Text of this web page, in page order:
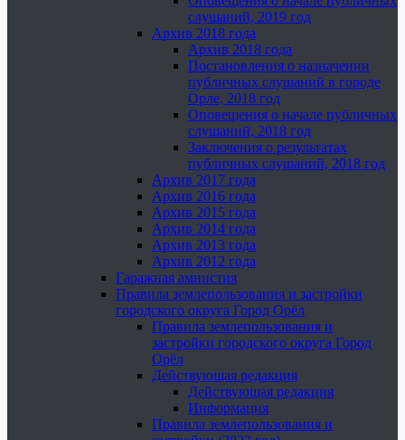
слушаний, 2019 год
Архив 2018 года
Архив 2018 года
Постановления о назначении
публичных слушаний в городе
Орле, 2018 год
Оповещения о начале публичных
слушаний, 2018 год
Заключения о результатах
публичных слушаний, 2018 год
Архив 2017 года
Архив 2016 года
Архив 2015 года
Архив 2014 года
Архив 2013 года
Архив 2012 года
Гаражная амнистия
Правила землепользования и застройки
городского округа Город Орёл
Правила землепользования и
застройки городского округа Город
Орёл
Действующая редакция
Действующая редакция
Информация
Правила землепользования и